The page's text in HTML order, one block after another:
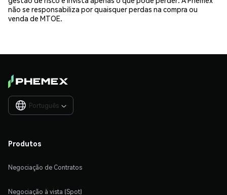
não se responsabiliza por quaisquer perdas na compra ou
venda de MTOE.
Português 
Produtos
Negociação de Contratos
Negociação à vista (Spot)